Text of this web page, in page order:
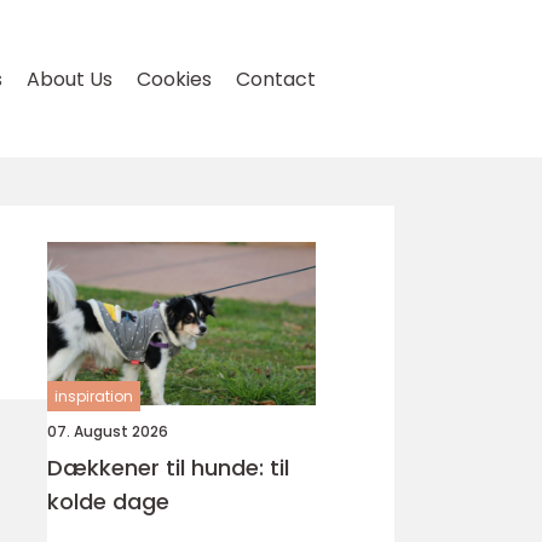
About Us Cookies Contact
inspiration
07. August 2026
Dækkener til hunde: til
kolde dage